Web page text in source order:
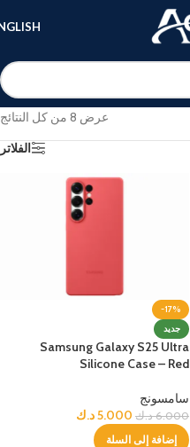
عرض ⁦8⁩ من كل النتائج
الفلاتر
-17%
جديد
Samsung Galaxy S25 Ultra
Silicone Case – Red
سامسونج
6.000 د.ك 5.000د.ك
إضافة إلى السلة